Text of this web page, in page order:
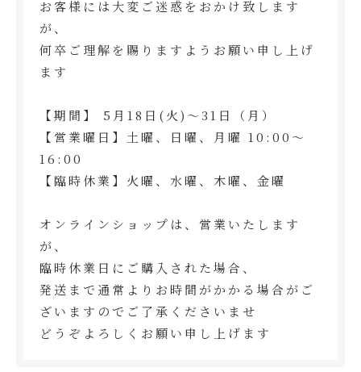
お客様には大変ご迷惑をおかけ致します
が、
何卒ご理解を賜りますようお願い申し上げ
ます
【期間】 5月18日(火)～31日（月）
【営業曜日】土曜、日曜、月曜 10:00～
16:00
【臨時休業】火曜、水曜、木曜、金曜
オンラインショップは、営業いたします
が、
臨時休業日にご購入された場合、
発送まで通常よりお時間がかかる場合がご
ざいますのでご了承くださいませ
どうぞよろしくお願い申し上げます